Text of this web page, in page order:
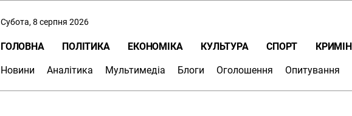
Субота, 8 серпня 2026
ГОЛОВНА ПОЛІТИКА ЕКОНОМІКА КУЛЬТУРА СПОРТ
Новини Аналітика Мультимедіа Блоги Оголошення Опитування